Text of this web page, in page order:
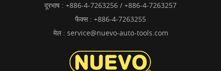
दूरभाष : +886-4-7263256 / +886-4-7263257
फैक्स : +886-4-7263255
मेल : service@nuevo-auto-tools.com